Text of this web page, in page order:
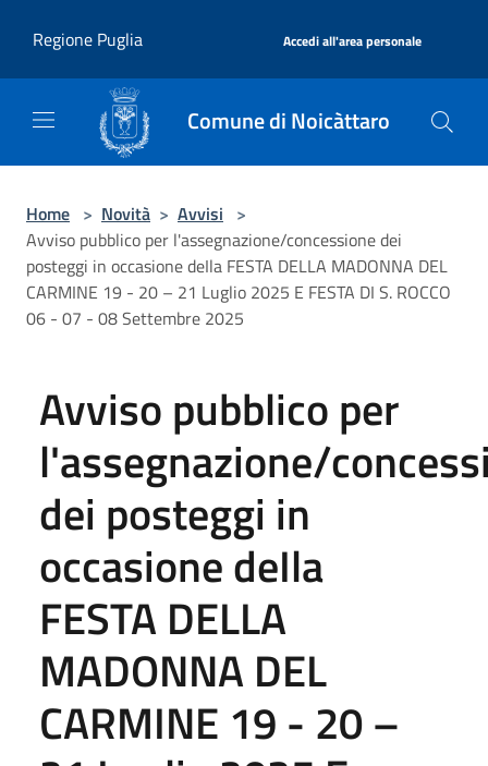
Regione Puglia
Accedi all'area personale
Comune di Noicàttaro
Home > Novità > Avvisi >
Avviso pubblico per l'assegnazione/concessione dei
posteggi in occasione deIla FESTA DELLA MADONNA DEL
CARMINE 19 - 20 – 21 Luglio 2025 E FESTA DI S. ROCCO
06 - 07 - 08 Settembre 2025
Avviso pubblico per
l'assegnazione/
dei posteggi in
occasione deIla
FESTA DELLA
MADONNA DEL
CARMINE 19 - 20 –